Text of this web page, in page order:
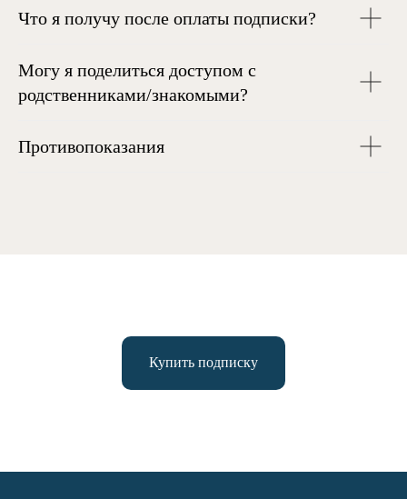
Что я получу после оплаты подписки?
Могу я поделиться доступом с
родственниками/знакомыми?
Противопоказания
Купить подписку